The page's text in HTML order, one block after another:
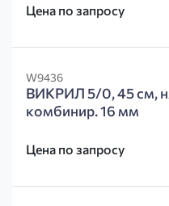
Цена по запросу
W9436
ВИКРИЛ 5/0, 45 см,
комбинир. 16 мм
Цена по запросу